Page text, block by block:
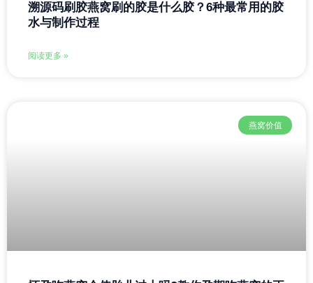
溯源码刷胶燕窝刷的胶是什么胶？6种最常用的胶
水与制作过程
阅读更多 »
燕窝价值